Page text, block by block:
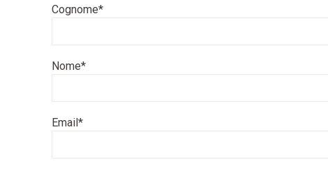
Cognome*
Nome*
Email*